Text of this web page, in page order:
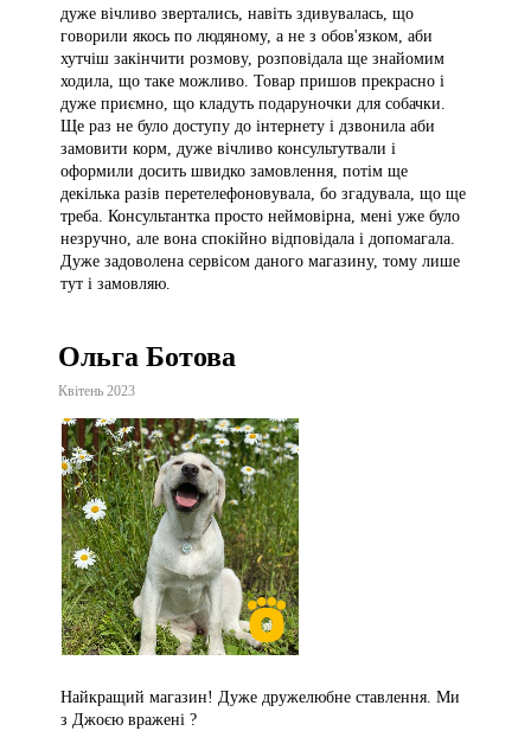
дуже вічливо звертались, навіть здивувалась, що
говорили якось по людяному, а не з обов'язком, аби
хутчіш закінчити розмову, розповідала ще знайомим
ходила, що таке можливо. Товар пришов прекрасно і
дуже приємно, що кладуть подаруночки для собачки.
Ще раз не було доступу до інтернету і дзвонила аби
замовити корм, дуже вічливо консультутвали і
оформили досить швидко замовлення, потім ще
декілька разів перетелефоновувала, бо згадувала, що ще
треба. Консультантка просто неймовірна, мені уже було
незручно, але вона спокійно відповідала і допомагала.
Дуже задоволена сервісом даного магазину, тому лише
тут і замовляю.
Ольга Ботова
Квітень 2023
Найкращий магазин! Дуже дружелюбне ставлення. Ми
з Джоєю вражені ?